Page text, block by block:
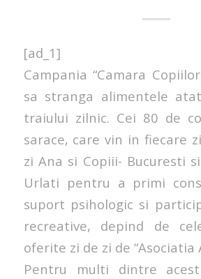
[ad_1]
Campania “Camara
sa stranga alimentele
traiului zilnic. Cei 80 de
sarace, care vin in fiecare
zi Ana si Copiii- Bucuresti
Urlati pentru a primi
suport psihologic si
recreative, depind de
oferite zi de zi de “Asociatia
Pentru multi dintre